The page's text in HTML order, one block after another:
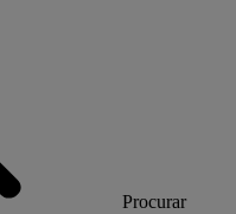
Procurar